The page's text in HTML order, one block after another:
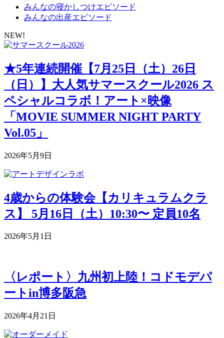
みんなの寝かしつけエピソード
みんなの出産エピソード
NEW!
★5年連続開催【7月25日（土）26日
（日）】大人気サマースクール2026 ス
ペシャルコラボ！アート×映像
「MOVIE SUMMER NIGHT PARTY
Vol.05」
2026年5月9日
4歳からの体験会【カリキュラムクラ
ス】 5月16日（土）10:30〜 定員10名
2026年5月1日
〈レポート〉九州初上陸！コドモデパ
ートin博多阪急
2026年4月21日